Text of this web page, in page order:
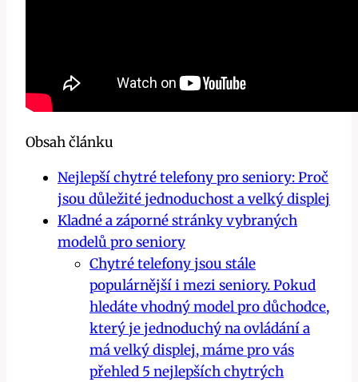
Obsah článku
Nejlepší chytré telefony pro seniory: Proč
jsou důležité jednoduchost a velký displej
Kladné a záporné stránky vybraných
modelů pro seniory
Chytré telefony jsou stále
populárnější i mezi seniory. Pokud
hledáte vhodný model pro důchodce,
který je jednoduchý na ovládání a
má velký displej, máme pro vás
přehled 5 nejlepších chytrých